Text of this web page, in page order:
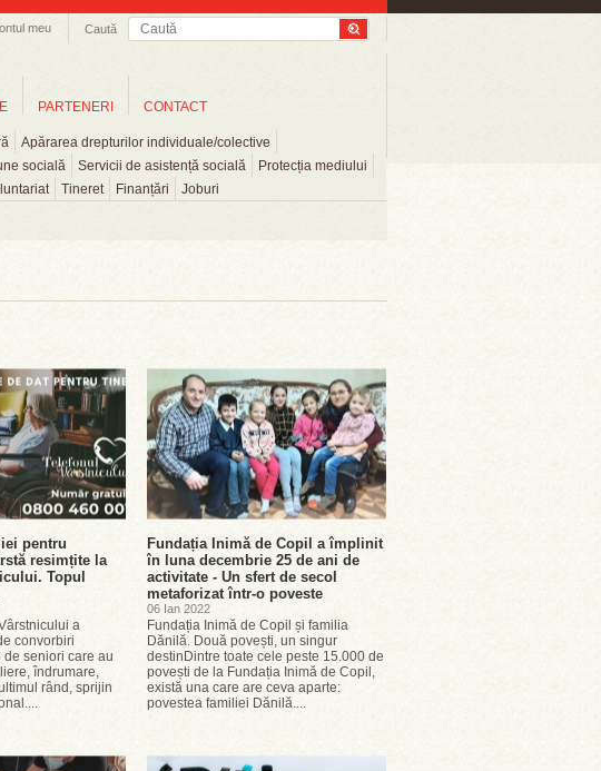
Caută
meu
Apărarea drepturilor individuale/colective
socială Servicii de asistență socială
Protecția mediului
Tineret Finanțări Joburi
PARTENERI CONTACT
pentru
resimțite la
Topul
a
convorbiri
seniori care au
îndrumare,
rând, sprijin
Fundația Inimă de Copil a împlinit
în luna decembrie 25 de ani de
activitate - Un sfert de secol
metaforizat într-o poveste
06 Ian 2022
Fundația Inimă de Copil și familia
Dănilă. Două povești, un singur
destinDintre toate cele peste 15.000 de
povești de la Fundația Inimă de Copil,
există una care are ceva aparte:
povestea familiei Dănilă....